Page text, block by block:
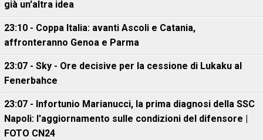
già un'altra idea
23:10 - Coppa Italia: avanti Ascoli e Catania,
affronteranno Genoa e Parma
23:07 - Sky - Ore decisive per la cessione di Lukaku al
Fenerbahce
23:07 - Infortunio Marianucci, la prima diagnosi della SSC
Napoli: l'aggiornamento sulle condizioni del difensore |
FOTO CN24